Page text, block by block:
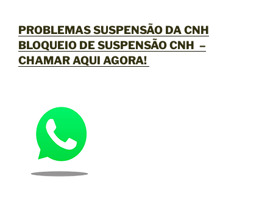
PROBLEMAS SUSPENSÃO DA CNH
BLOQUEIO DE SUSPENSÃO CNH –
CHAMAR AQUI AGORA!